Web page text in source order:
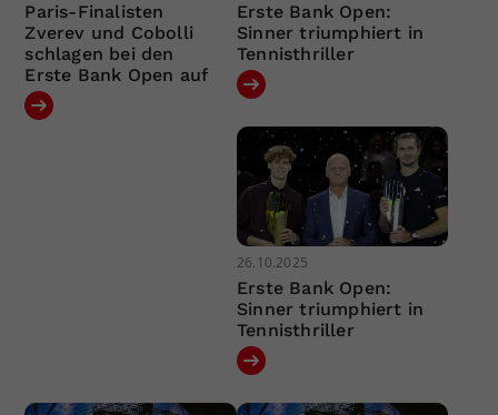
Paris-Finalisten
Zverev und Cobolli
schlagen bei den
Erste Bank Open auf
Erste Bank Open:
Sinner triumphiert in
Tennisthriller
26.10.2025
Erste Bank Open:
Sinner triumphiert in
Tennisthriller